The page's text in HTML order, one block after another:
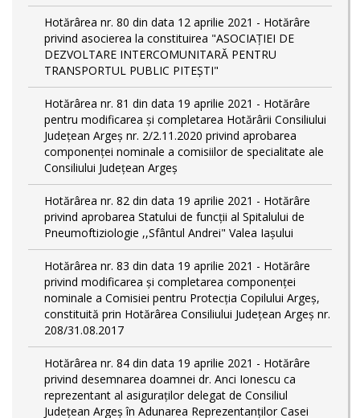
Hotărârea nr. 80 din data 12 aprilie 2021 - Hotărâre
privind asocierea la constituirea "ASOCIAȚIEI DE
DEZVOLTARE INTERCOMUNITARĂ PENTRU
TRANSPORTUL PUBLIC PITEȘTI"
Hotărârea nr. 81 din data 19 aprilie 2021 - Hotărâre
pentru modificarea și completarea Hotărârii Consiliului
Județean Argeș nr. 2/2.11.2020 privind aprobarea
componenței nominale a comisiilor de specialitate ale
Consiliului Județean Argeș
Hotărârea nr. 82 din data 19 aprilie 2021 - Hotărâre
privind aprobarea Statului de funcții al Spitalului de
Pneumoftiziologie ,,Sfântul Andrei" Valea Iașului
Hotărârea nr. 83 din data 19 aprilie 2021 - Hotărâre
privind modificarea și completarea componenței
nominale a Comisiei pentru Protecția Copilului Argeș,
constituită prin Hotărârea Consiliului Județean Argeș nr.
208/31.08.2017
Hotărârea nr. 84 din data 19 aprilie 2021 - Hotărâre
privind desemnarea doamnei dr. Anci Ionescu ca
reprezentant al asiguraților delegat de Consiliul
Județean Argeș în Adunarea Reprezentanților Casei